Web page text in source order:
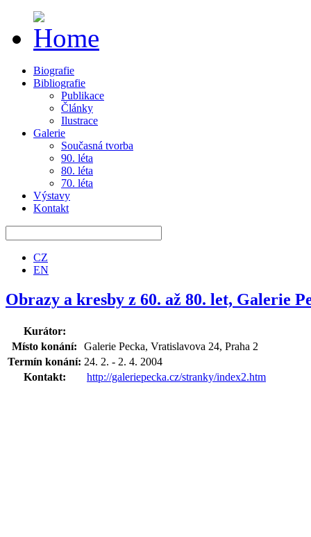
Biografie
Bibliografie
Publikace
Články
Ilustrace
Galerie
Současná tvorba
90. léta
80. léta
70. léta
Výstavy
Kontakt
CZ
EN
Obrazy a kresby z 60. až 80. let, Galerie
Kurátor:
Místo konání:
Galerie Pecka, Vratislavova 24, Praha 2
Termín konání: 24. 2. - 2. 4. 2004
Kontakt:
http://galeriepecka.cz/stranky/index2.htm